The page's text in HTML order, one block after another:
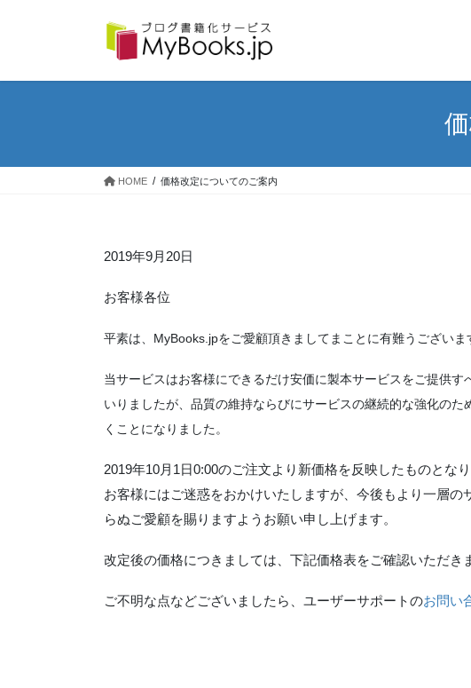
HOME 価格改定についてのご案内
2019年9月20日
お客様各位
平素は、MyBooks.jpをご愛顧頂きましてまことに有難うございま
当サービスはお客様にできるだけ安価に製本サービスをご提供す
いりましたが、品質の維持ならびにサービスの継続的な強化のた
くことになりました。
2019年10月1日0:00のご注文より新価格を反映したものとなり
お客様にはご迷惑をおかけいたしますが、今後もより一層
らぬご愛顧を賜りますようお願い申し上げます。
改定後の価格につきましては、下記価格表をご確認いただき
ご不明な点などございましたら、ユーザーサポートのお問い